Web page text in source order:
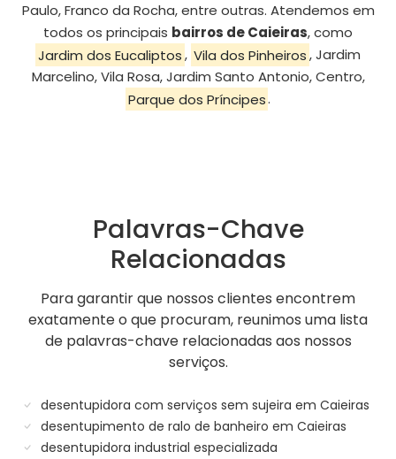
Paulo, Franco da Rocha, entre outras. Atendemos em
todos os principais bairros de Caieiras, como
Jardim dos Eucaliptos, Vila dos Pinheiros, Jardim
Marcelino, Vila Rosa, Jardim Santo Antonio, Centro,
Parque dos Príncipes.
Palavras-Chave
Relacionadas
Para garantir que nossos clientes encontrem
exatamente o que procuram, reunimos uma lista
de palavras-chave relacionadas aos nossos
serviços.
desentupidora com serviços sem sujeira em Caieiras
desentupimento de ralo de banheiro em Caieiras
desentupidora industrial especializada